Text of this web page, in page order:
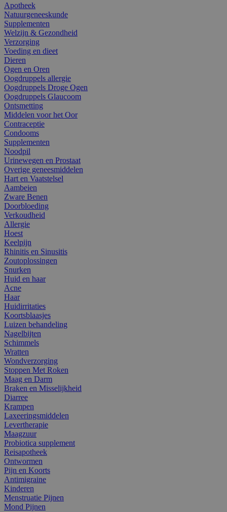
Apotheek
Natuurgeneeskunde
Supplementen
Welzijn & Gezondheid
Verzorging
Voeding en dieet
Dieren
Ogen en Oren
Oogdruppels allergie
Oogdruppels Droge Ogen
Oogdruppels Glaucoom
Ontsmetting
Middelen voor het Oor
Contraceptie
Condooms
Supplementen
Noodpil
Urinewegen en Prostaat
Overige geneesmiddelen
Hart en Vaatstelsel
Aambeien
Zware Benen
Doorbloeding
Verkoudheid
Allergie
Hoest
Keelpijn
Rhinitis en Sinusitis
Zoutoplossingen
Snurken
Huid en haar
Acne
Haar
Huidirritaties
Koortsblaasjes
Luizen behandeling
Nagelbijten
Schimmels
Wratten
Wondverzorging
Stoppen Met Roken
Maag en Darm
Braken en Misselijkheid
Diarree
Krampen
Laxeeringsmiddelen
Levertherapie
Maagzuur
Probiotica supplement
Reisapotheek
Ontwormen
Pijn en Koorts
Antimigraine
Kinderen
Menstruatie Pijnen
Mond Pijnen